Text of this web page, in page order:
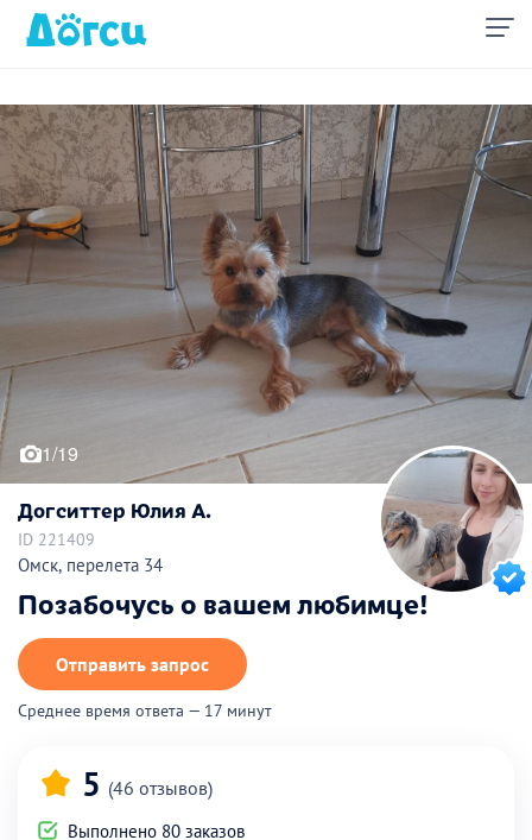
1/19
Догситтер Юлия А.
ID 221409
Омск, перелета 34
Позабочусь о вашем любимце!
Отправить запрос
Среднее время ответа — 17 минут
5 (46 отзывов)
Выполнено 80 заказов